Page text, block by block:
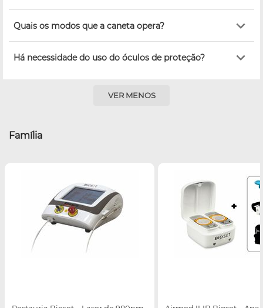
Quais os modos que a caneta opera?
Há necessidade do uso do óculos de proteção?
VER MENOS
Família